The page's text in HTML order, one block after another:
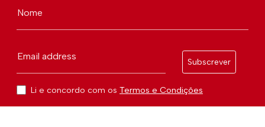
Nome
Email address
Subscrever
Li e concordo com os Termos e Condições